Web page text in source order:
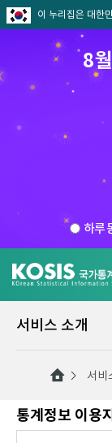
이 누리집은 대한
8
하루
서비스 소개
서비
통계정보 이용